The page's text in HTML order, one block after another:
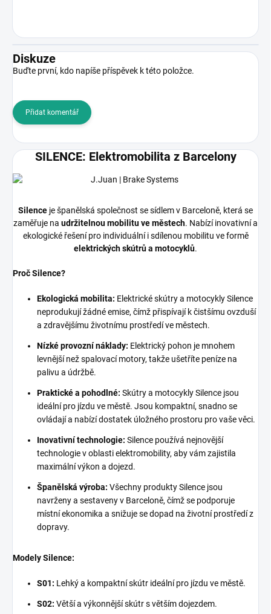
Diskuze
Buďte první, kdo napíše příspěvek k této položce.
Přidat komentář
SILENCE: Elektromobilita z Barcelony
Silence je španělská společnost se sídlem v Barceloně, která se
zaměřuje na udržitelnou mobilitu ve městech. Nabízí inovativní a
ekologické řešení pro individuální i sdílenou mobilitu ve formě
elektrických skútrů a motocyklů.
Proč Silence?
Ekologická mobilita: Elektrické skútry a motocykly Silence
neprodukují žádné emise, čímž přispívají k čistšímu ovzduší
a zdravějšímu životnímu prostředí ve městech.
Nízké provozní náklady: Elektrický pohon je mnohem
levnější než spalovací motory, takže ušetříte peníze na
palivu a údržbě.
Praktické a pohodlné: Skútry a motocykly Silence jsou
ideální pro jízdu ve městě. Jsou kompaktní, snadno se
ovládají a nabízí dostatek úložného prostoru pro vaše věci.
Inovativní technologie: Silence používá nejnovější
technologie v oblasti elektromobility, aby vám zajistila
maximální výkon a dojezd.
Španělská výroba: Všechny produkty Silence jsou
navrženy a sestaveny v Barceloně, čímž se podporuje
místní ekonomika a snižuje se dopad na životní prostředí z
dopravy.
Modely Silence:
S01: Lehký a kompaktní skútr ideální pro jízdu ve městě.
S02: Větší a výkonnější skútr s větším dojezdem.